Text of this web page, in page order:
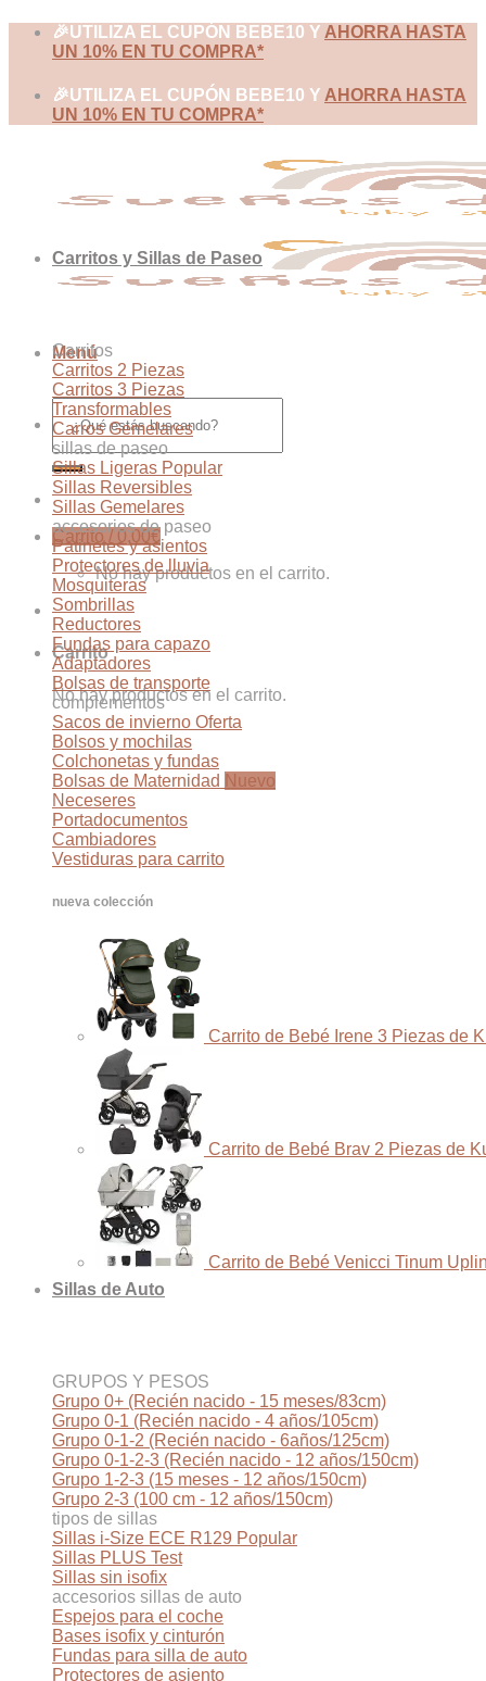
Skip
🎉UTILIZA EL CUPÓN BEBE10 Y AHORRA HASTA
UN 10% EN TU COMPRA*
🎉UTILIZA EL CUPÓN BEBE10 Y AHORRA HASTA
UN 10% EN TU COMPRA*
Menú
Buscar
por:
Carrito /0,00€
No hay productos en el carrito.
Carrito
No hay productos en el carrito.
Carritos y Sillas de Paseo
Carritos
Carritos 2 Piezas
Carritos 3 Piezas
Transformables
Carros Gemelares
sillas de paseo
Sillas Ligeras
Sillas Reversibles
Sillas Gemelares
accesorios de paseo
Patinetes y asientos
Protectores de lluvia
Mosquiteras
Sombrillas
Reductores
Fundas para capazo
Adaptadores
Bolsas de transporte
complementos
Sacos de invierno
Bolsos y mochilas
Colchonetas y fundas
Bolsas de Maternidad
Neceseres
Portadocumentos
Cambiadores
Vestiduras para carrito
nueva colección
Carrito de Bebé Irene 3 Piezas de
Carrito de Bebé Brav 2 Piezas de
Carrito de Bebé Venicci Tinum
Sillas de Auto
GRUPOS Y PESOS
Grupo 0+ (Recién nacido - 15 meses/83cm)
Grupo 0-1 (Recién nacido - 4 años/105cm)
Grupo 0-1-2 (Recién nacido - 6años/125cm)
Grupo 0-1-2-3 (Recién nacido - 12 años/150cm)
Grupo 1-2-3 (15 meses - 12 años/150cm)
Grupo 2-3 (100 cm - 12 años/150cm)
tipos de sillas
Sillas i-Size ECE R129
Sillas PLUS Test
Sillas sin isofix
accesorios sillas de auto
Espejos para el coche
Bases isofix y cinturón
Fundas para silla de auto
Protectores de asiento